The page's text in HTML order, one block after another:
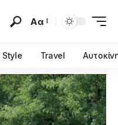
Αα
Style Travel